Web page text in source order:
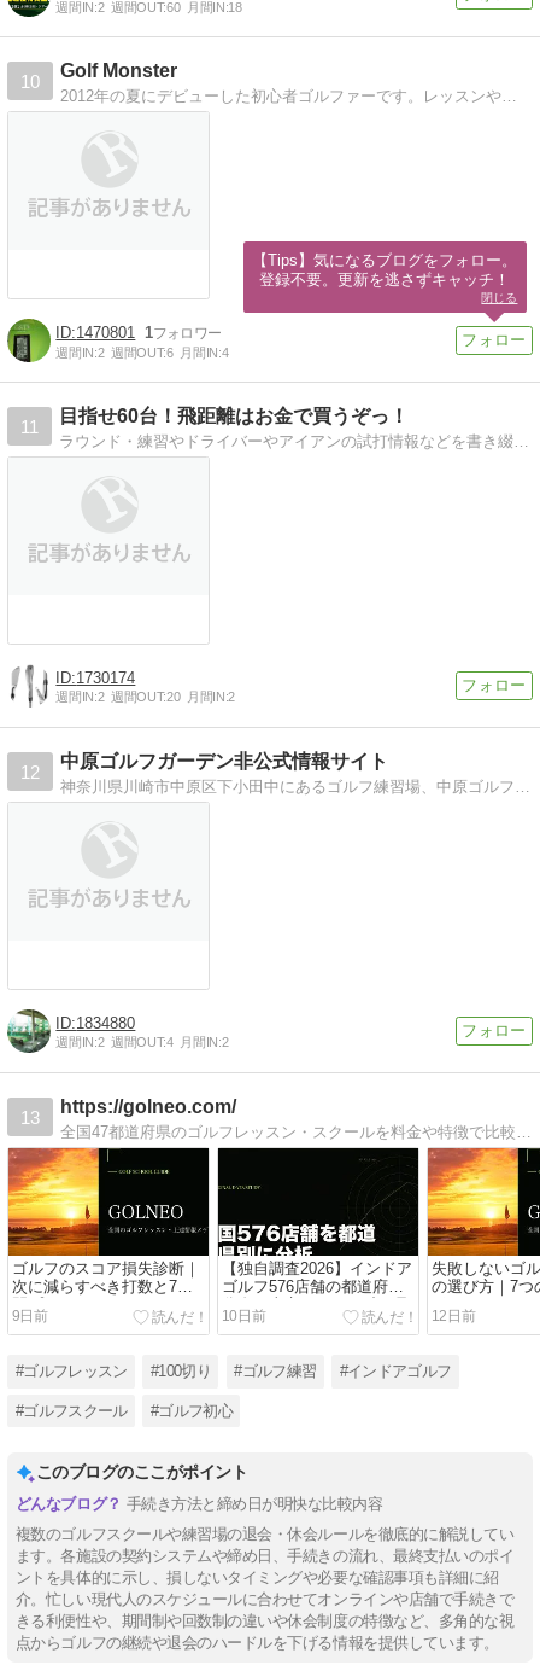
週間IN:2 週間OUT:60 月間IN:18
10
Golf Monster
2012年の夏にデビューした初心者ゴルファーです。レッスンやゴルフ場情報等がメインでしたが、今はPGAの情報をタイムリーにを目指してます。
1470801 1
週間IN:2 週間OUT:6 月間IN:4
11
目指せ60台！飛距離はお金で買うぞっ！
ラウンド・練習やドライバーやアイアンの試打情報などを書き綴ります。
1730174
週間IN:2 週間OUT:20 月間IN:2
12
中原ゴルフガーデン非公式情報サイト
1834880
週間IN:2 週間OUT:4 月間IN:2
13
https://golneo.com/
ゴルフのスコア損失診断｜
次に減らすべき打数と7日
間プラン
9日前
【独自調査2026】インドア
ゴルフ576店舗の都道府県
分布｜東京50.9%・1都3県
83.2%
10日前
失敗しないゴ
の選び方｜7つ
ポイント
12日前
#ゴルフレッスン #100切り #ゴルフ練習 #インドアゴルフ
#ゴルフスクール #ゴルフ初心
このブログのここがポイント
手続き方法と締め日が明快な比較内容
複数のゴルフスクールや練習場の退会・休会ルールを徹底的に解説してい
ます。各施設の契約システムや締め日、手続きの流れ、最終支払いのポイ
ントを具体的に示し、損しないタイミングや必要な確認事項も詳細に紹
介。忙しい現代人のスケジュールに合わせてオンラインや店舗で手続きで
きる利便性や、期間制や回数制の違いや休会制度の特徴など、多角的な視
点からゴルフの継続や退会のハードルを下げる情報を提供しています。
【Tips】気になるブログをフォロー。
登録不要。更新を逃さずキャッチ！
閉じる